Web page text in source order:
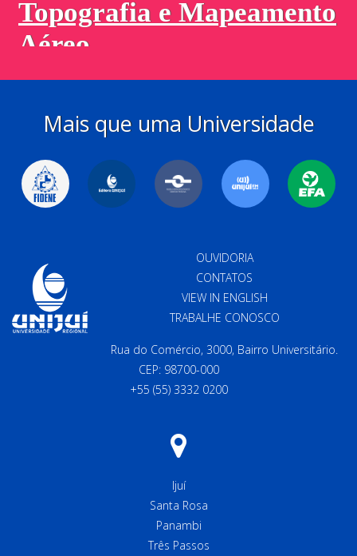
Mais que uma Universidade
OUVIDORIA
CONTATOS
VIEW IN ENGLISH
TRABALHE CONOSCO
Rua do Comércio, 3000, Bairro Universitário.
CEP: 98700-000
+55 (55) 3332 0200
Ijuí
Santa Rosa
Panambi
Três Passos